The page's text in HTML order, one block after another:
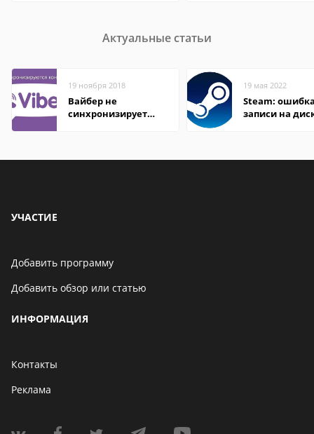
Актуальные статьи
19 ноября 2018
Вайбер не
синхронизирует
19 мая 2022
Steam:
записи на
УЧАСТИЕ
Добавить программу
Добавить обзор или статью
ИНФОРМАЦИЯ
Контакты
Реклама